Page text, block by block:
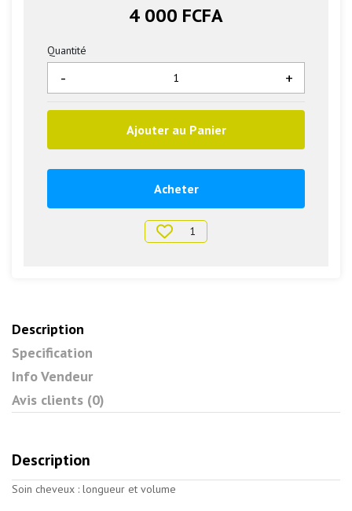
4 000 FCFA
Quantité
+
-
Ajouter au Panier
Acheter
1
Description
Specification
Info Vendeur
Avis clients (0)
Description
Soin cheveux : longueur et volume